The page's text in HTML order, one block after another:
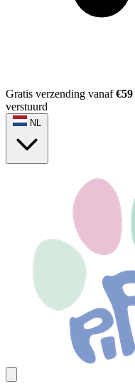
Gratis verzending vanaf€59
verstuurd
NL